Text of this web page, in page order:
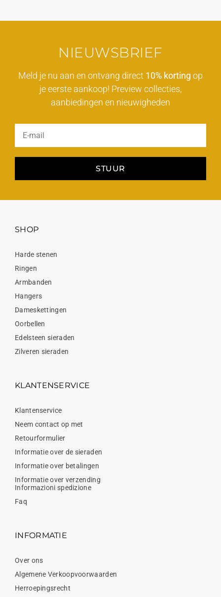
NIEUWSBRIEF
Meld je nu aan en ontvang direct 10% korting op
je eerste aankoop! Preview collecties,
aanbiedingen en nieuwigheden
STUUR
SHOP
Harde stenen
Ringen
Armbanden
Hangers
Dameskettingen
Oorbellen
Edelsteen sieraden
Zilveren sieraden
KLANTENSERVICE
Klantenservice
Neem contact op met
Retourformulier
Informatie over de sieraden
Informatie over betalingen
Informatie over verzending
Informazioni spedizione
Faq
INFORMATIE
Over ons
Algemene Verkoopvoorwaarden
Herroepingsrecht